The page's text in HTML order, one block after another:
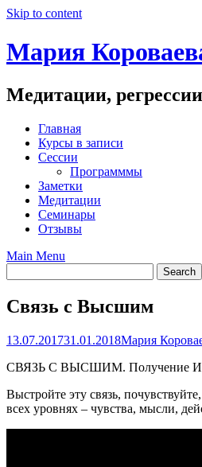
Skip to content
Мария
Медитации,
Главная
Курсы в записи
Сессии
Программмы
Заметки
Медитации
Семинары
Отзывы
Main Menu
Связь с Высшим
13.07.201731.01.2018Мария
СВЯЗЬ С ВЫСШИМ.
Выстройте эту связь,
всех уровнях – чувства, мысли,